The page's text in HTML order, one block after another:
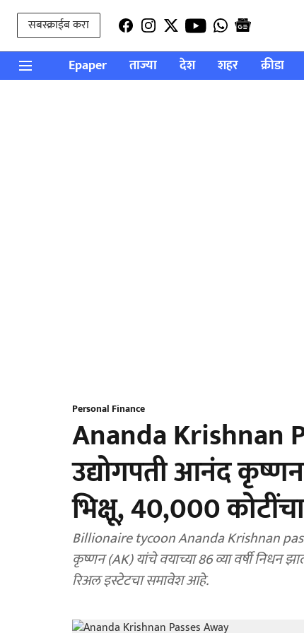
सबस्क्राईब करा
Epaper ताज्या देश शहर क्रीडा
Personal Finance
Ananda Krishnan
उद्योगपती आनंद
भिक्षू, 40,000
Billionaire tycoon Ananda Krishnan
कृष्णन (AK) यांचे वयाच्या 86 व्या वर्षी निधन
रिअल इस्टेटचा समावेश आहे.